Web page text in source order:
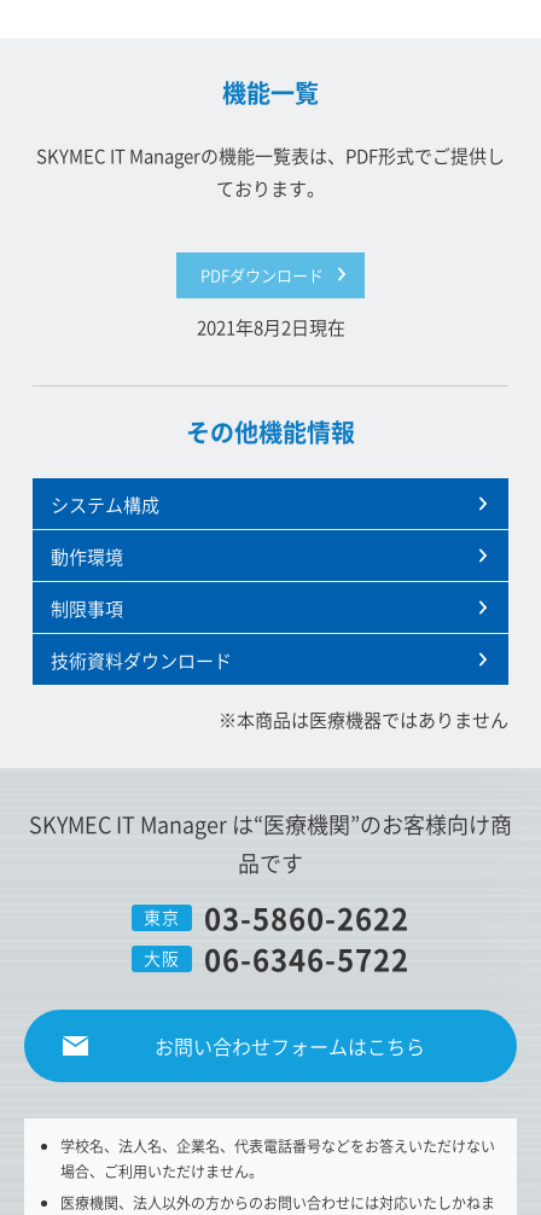
機能一覧
SKYMEC IT Managerの機能一覧表は、PDF形式でご提供し
ております。
PDFダウンロード
2021年8月2日現在
その他機能情報
システム構成
動作環境
制限事項
技術資料ダウンロード
※本商品は医療機器ではありません
SKYMEC IT Manager は“医療機関”のお客様向け商
品です
東京 03-5860-2622
大阪 06-6346-5722
お問い合わせフォームはこちら
学校名、法人名、企業名、代表電話番号などをお答えいただけない
場合、ご利用いただけません。
医療機関、法人以外の方からのお問い合わせには対応いたしかねま